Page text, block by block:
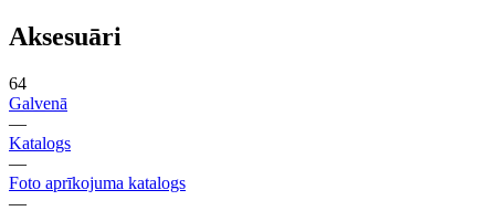
Aksesuāri
64
Galvenā
—
Katalogs
—
Foto aprīkojuma katalogs
—